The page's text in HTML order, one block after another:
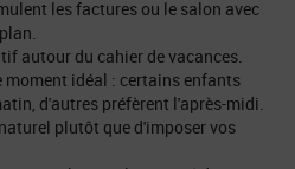
les factures ou le salon avec
autour du cahier de vacances.
moment idéal : certains enfants
d'autres préfèrent l'après-midi.
plutôt que d'imposer vos